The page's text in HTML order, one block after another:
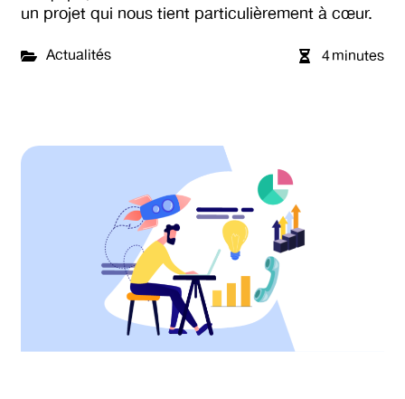
Actualités 4minutes
un projet qui nous tient particulièrement à cœur.